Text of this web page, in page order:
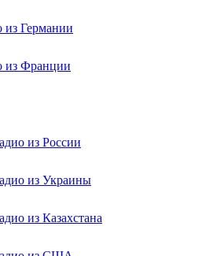
из Германии
из Франции
из России
из Украины
из Казахстана